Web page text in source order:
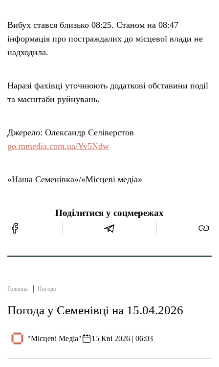
Контакти
Вибух стався близько 08:25. Станом на 08:47
інформація про постраждалих до місцевої влади не
надходила.
Наразі фахівці уточнюють додаткові обставини події
та масштаби руйнувань.
Джерело: Олександр Селіверстов
go.mmedia.com.ua/Yv5Ndw
«Наша Семенівка»/«Місцеві медіа»
Поділитися у соцмережах
Головна Погода
Погода у Семенівці на 15.04.2026
"Місцеві Медіа" 15 Кві 2026 | 06:03